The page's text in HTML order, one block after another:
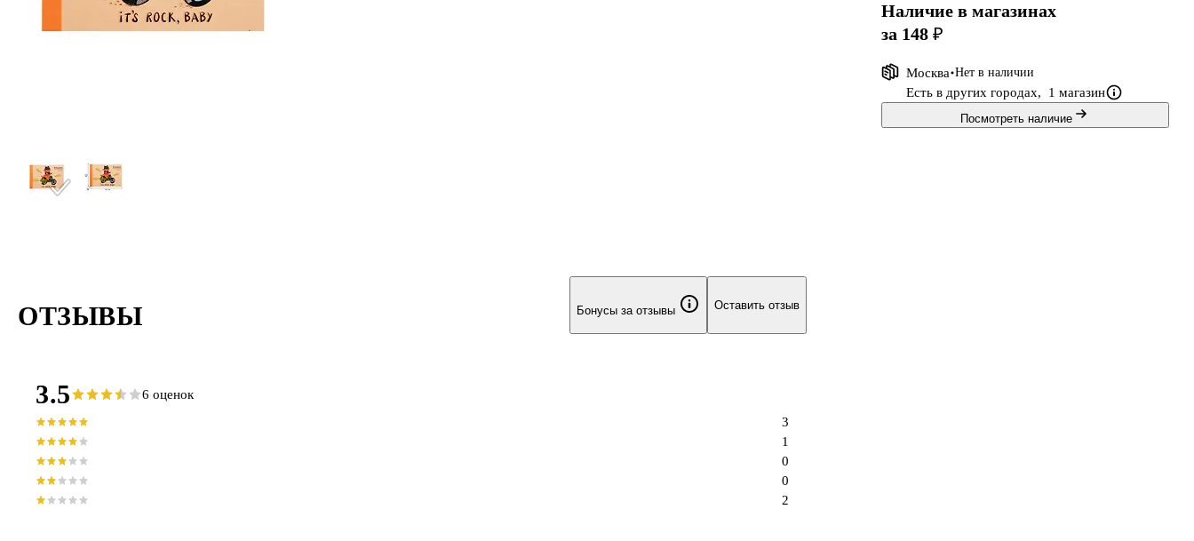
Наличие в магазинах
за 148 ₽
Москва Нет в наличии
Есть в других городах, 1 магазин
Посмотреть наличие
ОТЗЫВЫ Бонусы за отзывы Оставить отзыв
3.5 6 оценок
2
0
0
1
3